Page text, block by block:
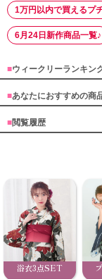
1万円以内で買えるプ
6月24日新作商品一覧♪
■ウィークリーランキン
■あなたにおすすめの商
■閲覧履歴
浴衣3点SET